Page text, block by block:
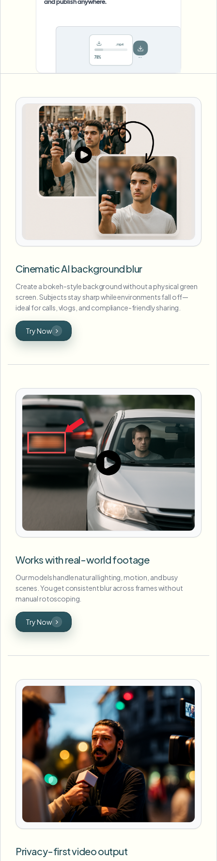
and publish anywhere.
.mp4
Saved! Done
Cinematic AI background blur
Create a bokeh-style background without a physical green
screen. Subjects stay sharp while environments fall off—
ideal for calls, vlogs, and compliance-friendly sharing.
Try Now
Works with real-world footage
Our models handle natural lighting, motion, and busy
scenes. You get consistent blur across frames without
manual rotoscoping.
Try Now
Privacy-first video output